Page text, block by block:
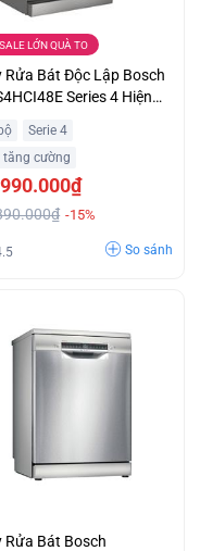
SALE LỚN QUÀ TO
Rửa Bát Độc Lập Bosch
Series 4 Hiện
Serie 4
tăng cường
-15%
So sánh
Rửa Bát Bosch